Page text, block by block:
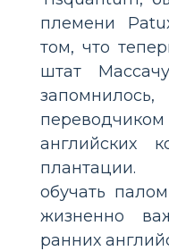
племени
том, что
штат
английских
плантации.
обучать
жизненно
ранних